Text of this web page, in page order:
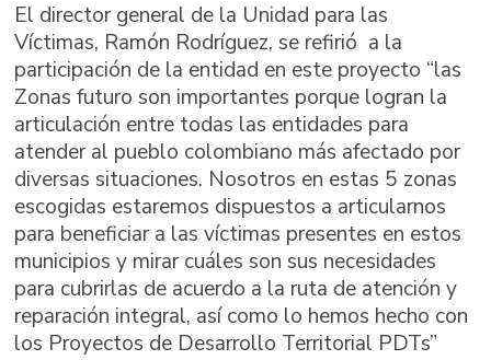
El director general de la Unidad para las
Víctimas, Ramón Rodríguez, se refirió a la
participación de la entidad en este proyecto “las
Zonas futuro son importantes porque logran la
articulación entre todas las entidades para
atender al pueblo colombiano más afectado por
diversas situaciones. Nosotros en estas 5 zonas
escogidas estaremos dispuestos a articularnos
para beneficiar a las víctimas presentes en estos
municipios y mirar cuáles son sus necesidades
para cubrirlas de acuerdo a la ruta de atención y
reparación integral, así como lo hemos hecho con
los Proyectos de Desarrollo Territorial PDTs”